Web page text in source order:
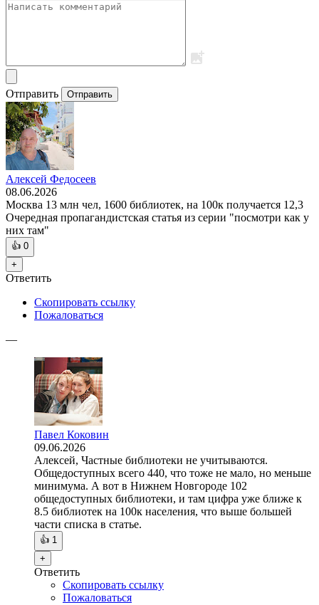
Отправить Отправить
Алексей Федосеев
08.06.2026
Москва 13 млн чел, 1600 библиотек, на 100к получается 12,3
Очередная пропагандистская статья из серии "посмотри как у
них там"
👍 0
+
Ответить
Скопировать ссылку
Пожаловаться
—
Павел Коковин
09.06.2026
Алексей, Частные библиотеки не учитываются.
Общедоступных всего 440, что тоже не мало, но меньше
минимума. А вот в Нижнем Новгороде 102
общедоступных библиотеки, и там цифра уже ближе к
8.5 библиотек на 100к населения, что выше большей
части списка в статье.
👍 1
+
Ответить
Скопировать ссылку
Пожаловаться